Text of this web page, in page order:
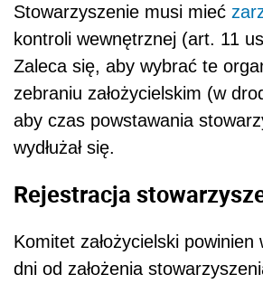
Stowarzyszenie musi mieć
kontroli wewnętrznej (art. 11
Zaleca się, aby wybrać te
zebraniu założycielskim (w
aby czas powstawania
wydłużał się.
Rejestracja
Komitet założycielski powinien
dni od założenia